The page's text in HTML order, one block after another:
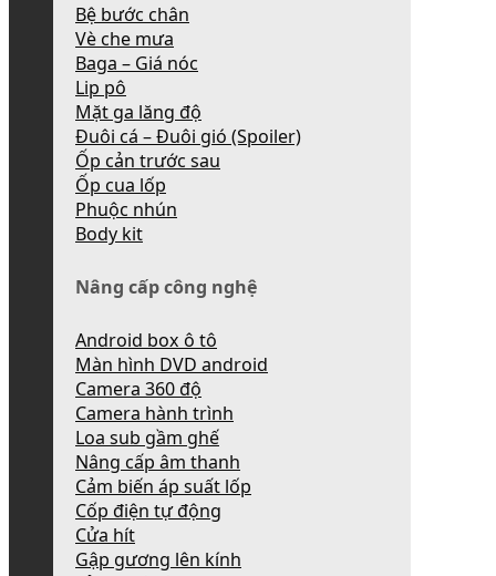
Bệ bước chân
Vè che mưa
Baga – Giá nóc
Lip pô
Mặt ga lăng độ
Đuôi cá – Đuôi gió (Spoiler)
Ốp cản trước sau
Ốp cua lốp
Phuộc nhún
Body kit
Nâng cấp công nghệ
Android box ô tô
Màn hình DVD android
Camera 360 độ
Camera hành trình
Loa sub gầm ghế
Nâng cấp âm thanh
Cảm biến áp suất lốp
Cốp điện tự động
Cửa hít
Gập gương lên kính